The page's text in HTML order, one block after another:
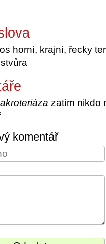
horní, krajní, řecky
akroteriáza zatím nikdo
komentář